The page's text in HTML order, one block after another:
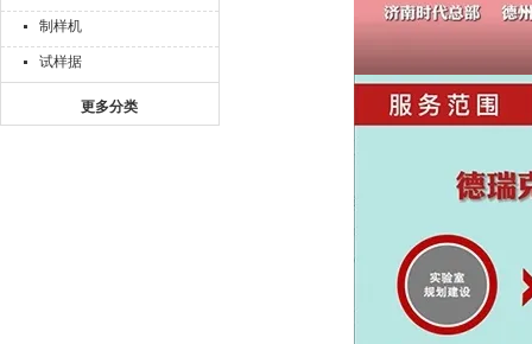
制样机
试样据
更多分类